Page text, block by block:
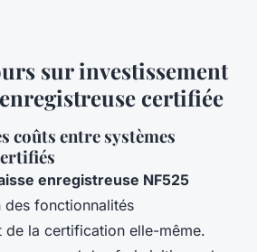
sur investissement
certifiée
coûts entre systèmes
enregistreuse NF525
fonctionnalités
de la certification elle-même.